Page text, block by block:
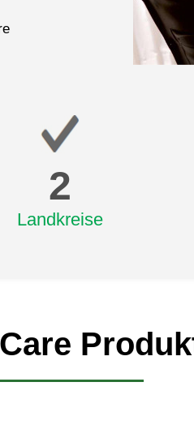
2
Landkreise